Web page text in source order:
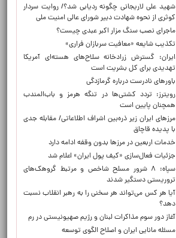
شهید علی لاریجانی چگونه ردیابی شد؟/ روایت سردار
کوثری از نحوه شهادت دبیر شورای عالی امنیت ملی
ماجرای نصب سنگ مزار اکبر عبدی چیست؟
تکذیب شایعه «معافیت سربازان فراری»
ایران: گسترش زرادخانه سلاح‌های هسته‌ای آمریکا
تهدیدی برای کل بشریت است
باورهای نادرست درباره گرمازدگی
رویترز: تردد کشتی‌ها در تنگه هرمز و باب‌المندب
همچنان پایین است
مرزهای ایران زیر ذره‌بین اشراف اطلاعاتی/ مقابله جدی
با پدیده قاچاق
خدمات اربعین در مرزها بدون وقفه ادامه دارد
جزئیات فعال‌سازی «کیف پول ایران» اعلام شد
سپاه: ۸ شرور مسلح شاخص و مرتبط گروهک‌های
تروریستی دستگیر شدند
آیا هر کس می‌تواند هر سخنی را به رهبر انقلاب نسبت
دهد؟
آغاز دور سوم مذاکرات لبنان و رژیم صهیونیستی در رم
مسئله مانایی ایران و اصلاح الگوی توسعه